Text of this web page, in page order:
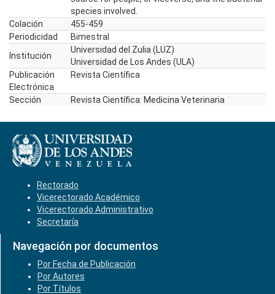
species involved.
Colación
455-459
Periodicidad
Bimestral
Institución
Universidad del Zulia (LUZ)
Universidad de Los Andes (ULA)
Publicación
Electrónica
Revista Científica
Sección Revista Científica: Medicina Veterinaria
Rectorado
Vicerectorado Académico
Vicerectorado Administrativo
Secretaría
Navegación por documentos
Por Fecha de Publicación
Por Autores
Por Títulos